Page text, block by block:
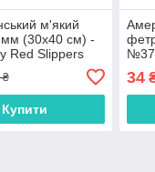
м'який
(30х40 см) -
Red Slippers
₴
Купити
№37
34